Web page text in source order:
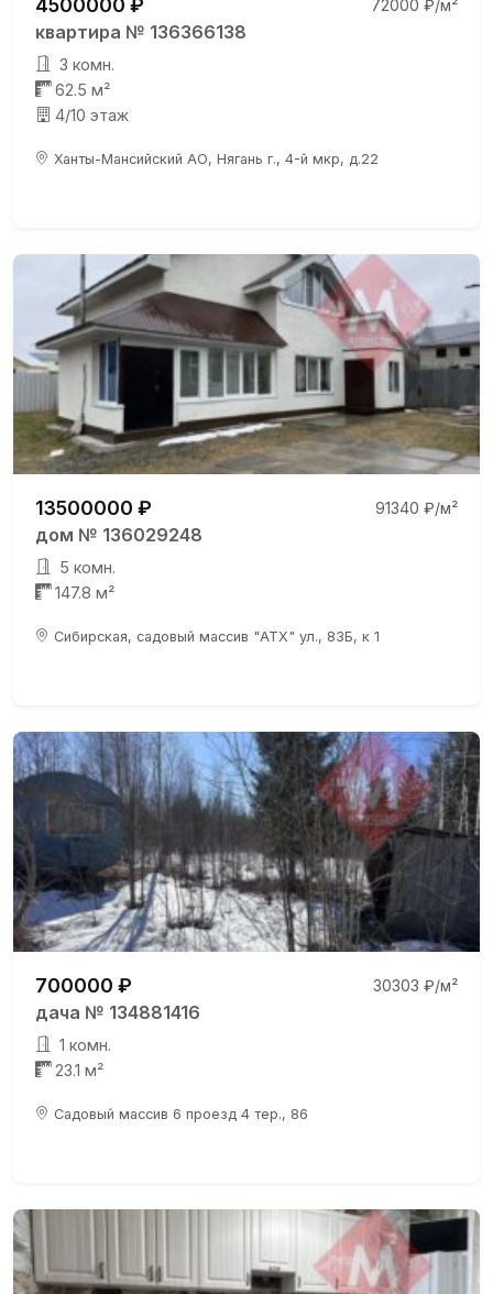
72000 ₽/м²
квартира № 136366138
3 комн.
62.5 м²
4/10 этаж
Ханты-Мансийский АО, Нягань г., 4-й мкр, д.22
13500000 ₽ 91340 ₽/м²
дом № 136029248
5 комн.
147.8 м²
Сибирская, садовый массив "АТХ" ул., 83Б, к 1
700000 ₽ 30303 ₽/м²
дача № 134881416
1 комн.
23.1 м²
Садовый массив 6 проезд 4 тер., 86